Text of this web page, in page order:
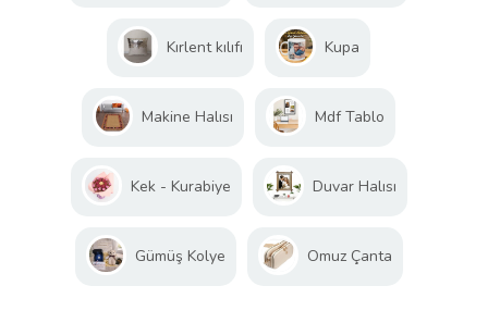
Kırlent kılıfı Kupa
Makine Halısı Mdf Tablo
Kek - Kurabiye Duvar Halısı
Gümüş Kolye Omuz Çanta